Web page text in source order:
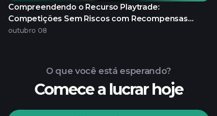
Compreendendo o Recurso Playtrade:
Competições Sem Riscos com Recompensas
Reais
outubro 08
O que você está esperando?
Comece a lucrar hoje